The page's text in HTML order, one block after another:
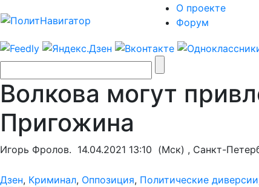
О проекте
Форум
Волкова могут
Пригожина
Игорь Фролов. 14.04.2021 13:10 (Мск) , Санкт-
Дзен, Криминал, Оппозиция, Политические диверсии